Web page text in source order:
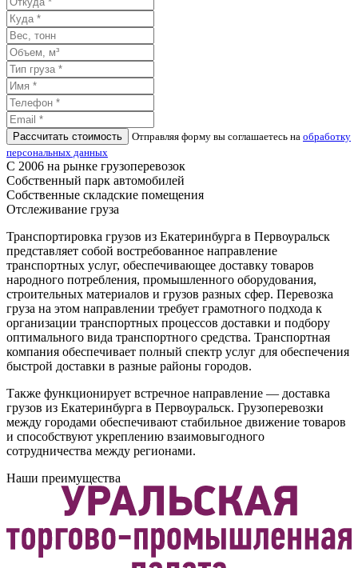
Рассчитать стоимость Отправляя форму вы соглашаетесь на обработку
персональных данных
С 2006 на рынке грузоперевозок
Собственный парк автомобилей
Собственные складские помещения
Отслеживание груза
Транспортировка грузов из Екатеринбурга в Первоуральск
представляет собой востребованное направление
транспортных услуг, обеспечивающее доставку товаров
народного потребления, промышленного оборудования,
строительных материалов и грузов разных сфер. Перевозка
груза на этом направлении требует грамотного подхода к
организации транспортных процессов доставки и подбору
оптимального вида транспортного средства. Транспортная
компания обеспечивает полный спектр услуг для обеспечения
быстрой доставки в разные районы городов.
Также функционирует встречное направление — доставка
грузов из Екатеринбурга в Первоуральск. Грузоперевозки
между городами обеспечивают стабильное движение товаров
и способствуют укреплению взаимовыгодного
сотрудничества между регионами.
Наши преимущества